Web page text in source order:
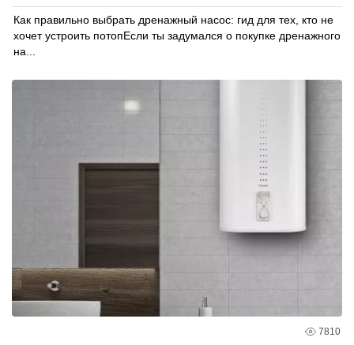
Как правильно выбрать дренажный насос: гид для тех, кто не
хочет устроить потопЕсли ты задумался о покупке дренажного
на...
7810